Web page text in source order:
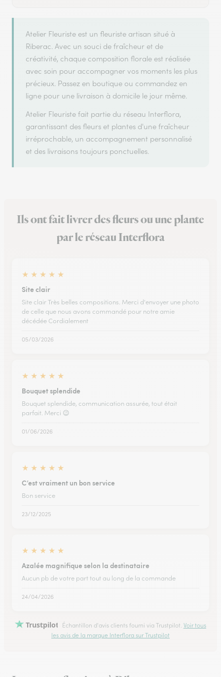
Atelier Fleuriste est un fleuriste artisan situé à
Riberac. Avec un souci de fraîcheur et de
créativité, chaque composition florale est réalisée
avec soin pour accompagner vos moments les plus
précieux. Passez en boutique ou commandez en
ligne pour une livraison à domicile le jour même.
Atelier Fleuriste fait partie du réseau Interflora,
garantissant des fleurs et plantes d'une fraîcheur
irréprochable, un accompagnement personnalisé
et des livraisons toujours ponctuelles.
Ils ont fait livrer des fleurs ou une plante
par le réseau Interflora
★ ★ ★ ★ ★
Site clair
Site clair Très belles compositions. Merci d'envoyer une photo
de celle que nous avons commandé pour notre amie
décédée Cordialement
05/03/2026
★ ★ ★ ★ ★
Bouquet splendide
Bouquet splendide, communication assurée, tout était
parfait. Merci 😉
01/06/2026
★ ★ ★ ★ ★
C’est vraiment un bon service
Bon service
23/12/2025
★ ★ ★ ★ ★
Azalée magnifique selon la destinataire
Aucun pb de votre part tout au long de la commande
24/04/2026
Trustpilot Échantillon d'avis clients fourni via Trustpilot. Voir tous
les avis de la marque Interflora sur Trustpilot